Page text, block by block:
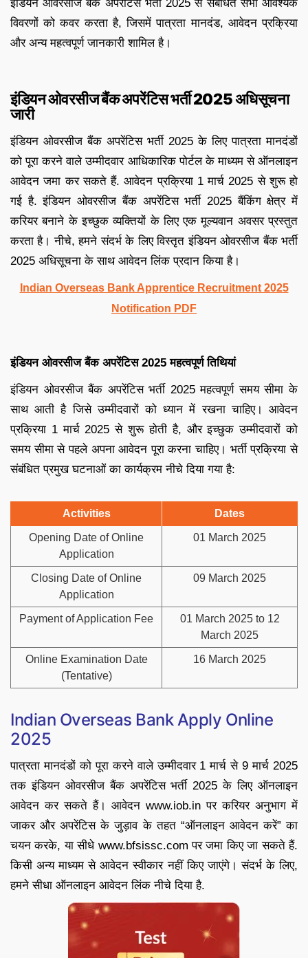
इंडियन ओवरसीज बैंक अपरेंटिस भर्ती 2025 से संबंधित सभी आवश्यक
विवरणों को कवर करता है, जिसमें पात्रता मानदंड, आवेदन प्रक्रिया
और अन्य महत्वपूर्ण जानकारी शामिल है।
इंडियन ओवरसीज बैंक अपरेंटिस भर्ती 2025 अधिसूचना
जारी
इंडियन ओवरसीज बैंक अपरेंटिस भर्ती 2025 के लिए पात्रता मानदंडों
को पूरा करने वाले उम्मीदवार आधिकारिक पोर्टल के माध्यम से ऑनलाइन
आवेदन जमा कर सकते हैं. आवेदन प्रक्रिया 1 मार्च 2025 से शुरू हो
गई है. इंडियन ओवरसीज बैंक अपरेंटिस भर्ती 2025 बैंकिंग क्षेत्र में
करियर बनाने के इच्छुक व्यक्तियों के लिए एक मूल्यवान अवसर प्रस्तुत
करता है। नीचे, हमने संदर्भ के लिए विस्तृत इंडियन ओवरसीज बैंक भर्ती
2025 अधिसूचना के साथ आवेदन लिंक प्रदान किया है।
Indian Overseas Bank Apprentice Recruitment 2025
Notification PDF
इंडियन ओवरसीज बैंक अपरेंटिस 2025 महत्वपूर्ण तिथियां
इंडियन ओवरसीज बैंक अपरेंटिस भर्ती 2025 महत्वपूर्ण समय सीमा के
साथ आती है जिसे उम्मीदवारों को ध्यान में रखना चाहिए। आवेदन
प्रक्रिया 1 मार्च 2025 से शुरू होती है, और इच्छुक उम्मीदवारों को
समय सीमा से पहले अपना आवेदन पूरा करना चाहिए। भर्ती प्रक्रिया से
संबंधित प्रमुख घटनाओं का कार्यक्रम नीचे दिया गया है:
Activities Dates
Opening Date of Online
Application
01 March 2025
Closing Date of Online
Application
09 March 2025
Payment of Application Fee
01 March 2025 to 12
March 2025
Online Examination Date
(Tentative)
16 March 2025
Indian Overseas Bank Apply Online
2025
पात्रता मानदंडों को पूरा करने वाले उम्मीदवार 1 मार्च से 9 मार्च 2025
तक इंडियन ओवरसीज बैंक अपरेंटिस भर्ती 2025 के लिए ऑनलाइन
आवेदन कर सकते हैं। आवेदन www.iob.in पर करियर अनुभाग में
जाकर और अपरेंटिस के जुड़ाव के तहत “ऑनलाइन आवेदन करें” का
चयन करके, या सीधे www.bfsissc.com पर जमा किए जा सकते हैं.
किसी अन्य माध्यम से आवेदन स्वीकार नहीं किए जाएंगे। संदर्भ के लिए,
हमने सीधा ऑनलाइन आवेदन लिंक नीचे दिया है.